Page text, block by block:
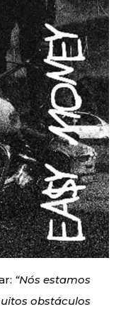
“Nós estamos
obstáculos